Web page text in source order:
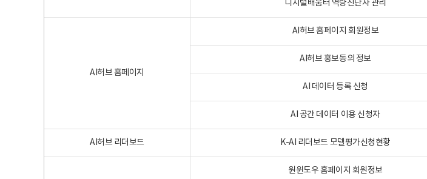
디지털배움터 역량진단자 관리
AI허브 홈페이지
AI허브 홈페이지 회원정보
AI허브 홍보동의 정보
AI 데이터 등록 신청
AI 공간 데이터 이용 신청자
AI허브 리더보드 K-AI 리더보드 모델평가신청현황
원윈도우 홈페이지 회원정보